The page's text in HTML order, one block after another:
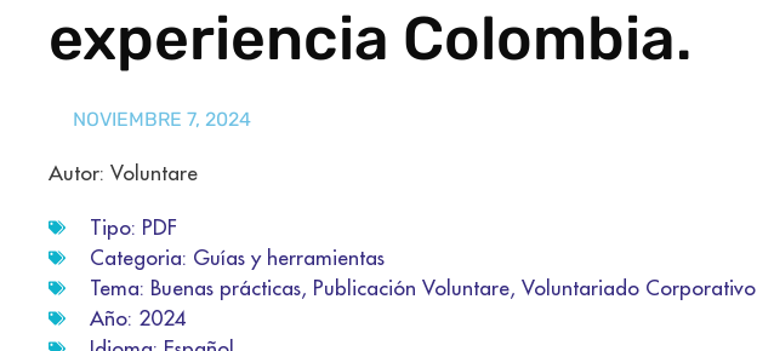
experiencia Colombia.
NOVIEMBRE 7, 2024
Autor: Voluntare
Tipo: PDF
Categoria: Guías y herramientas
Tema: Buenas prácticas, Publicación Voluntare, Voluntariado Corporativo
Año: 2024